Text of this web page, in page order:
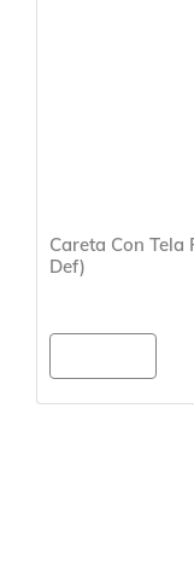
Careta Con
Def)